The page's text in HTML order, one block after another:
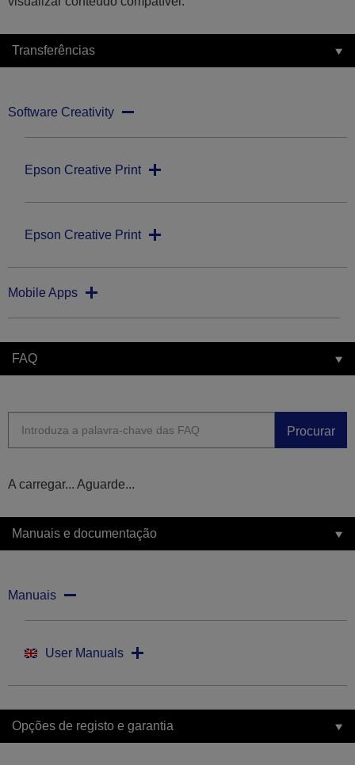
Transferências
Software Creativity
Epson Creative Print
Epson Creative Print
Mobile Apps
FAQ
Procurar
A carregar... Aguarde...
Manuais e documentação
Manuais
User Manuals
Opções de registo e garantia